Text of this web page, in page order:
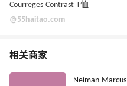
Courreges Contrast T恤
@55haitao.com
相关商家
Neiman Marcus